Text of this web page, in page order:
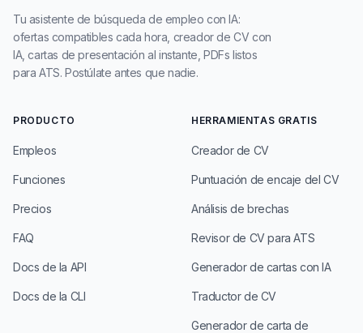
Tu asistente de búsqueda de empleo con IA:
ofertas compatibles cada hora, creador de CV con
IA, cartas de presentación al instante, PDFs listos
para ATS. Postúlate antes que nadie.
PRODUCTO
Empleos
Funciones
Precios
FAQ
Docs de la API
Docs de la CLI
HERRAMIENTAS GRATIS
Creador de CV
Puntuación de encaje del CV
Análisis de brechas
Revisor de CV para ATS
Generador de cartas con IA
Traductor de CV
Generador de carta de